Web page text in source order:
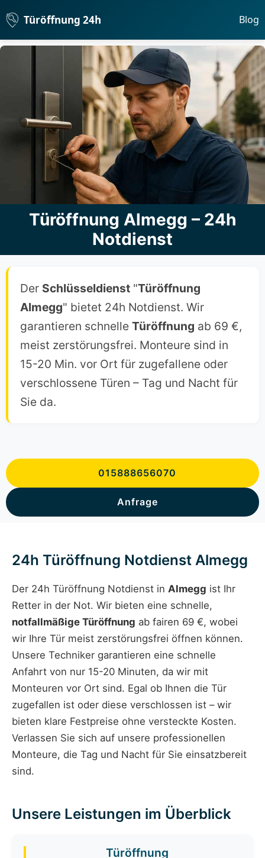
Türöffnung 24h Blog
Türöffnung Almegg – 24h
Notdienst
Der Schlüsseldienst "Türöffnung
Almegg" bietet 24h Notdienst. Wir
garantieren schnelle Türöffnung ab 69 €,
meist zerstörungsfrei. Monteure sind in
15-20 Min. vor Ort für zugefallene oder
verschlossene Türen – Tag und Nacht für
Sie da.
015888656070
Anfrage
24h Türöffnung Notdienst Almegg
Der 24h Türöffnung Notdienst in Almegg ist Ihr
Retter in der Not. Wir bieten eine schnelle,
notfallmäßige Türöffnung ab fairen 69 €, wobei
wir Ihre Tür meist zerstörungsfrei öffnen können.
Unsere Techniker garantieren eine schnelle
Anfahrt von nur 15-20 Minuten, da wir mit
Monteuren vor Ort sind. Egal ob Ihnen die Tür
zugefallen ist oder diese verschlossen ist – wir
bieten klare Festpreise ohne versteckte Kosten.
Verlassen Sie sich auf unsere professionellen
Monteure, die Tag und Nacht für Sie einsatzbereit
sind.
Unsere Leistungen im Überblick
Türöffnung